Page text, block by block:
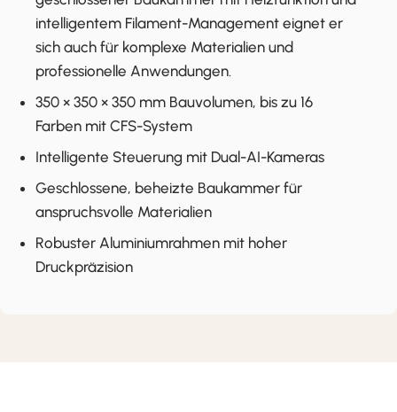
intelligentem Filament-Management eignet er
sich auch für komplexe Materialien und
professionelle Anwendungen.
350 × 350 × 350 mm Bauvolumen, bis zu 16
Farben mit CFS-System
Intelligente Steuerung mit Dual-AI-Kameras
Geschlossene, beheizte Baukammer für
anspruchsvolle Materialien
Robuster Aluminiumrahmen mit hoher
Druckpräzision